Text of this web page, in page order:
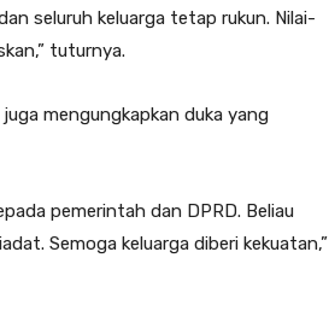
seluruh keluarga tetap rukun. Nilai-
tuturnya.
mengungkapkan duka yang
pemerintah dan DPRD. Beliau
Semoga keluarga diberi kekuatan,”